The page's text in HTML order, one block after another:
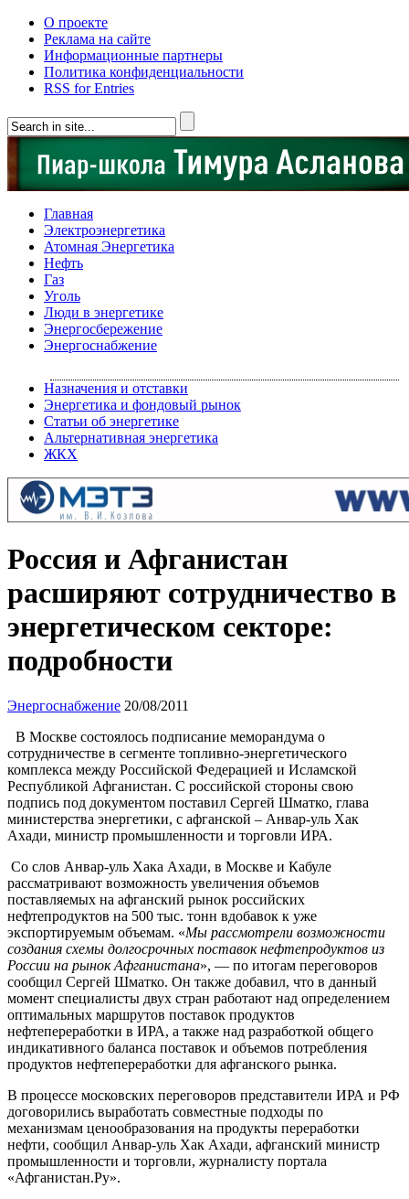
О проекте
Реклама на сайте
Информационные партнеры
Политика конфиденциальности
RSS for Entries
Главная
Электроэнергетика
Атомная Энергетика
Нефть
Газ
Уголь
Люди в энергетике
Энергосбережение
Энергоснабжение
Назначения и отставки
Энергетика и фондовый рынок
Статьи об энергетике
Альтернативная энергетика
ЖКХ
Россия и Афганистан
расширяют сотрудничество в
энергетическом секторе:
подробности
Энергоснабжение 20/08/2011
В Москве состоялось подписание меморандума о
сотрудничестве в сегменте топливно-энергетического
комплекса между Российской Федерацией и Исламской
Республикой Афганистан. С российской стороны свою
подпись под документом поставил Сергей Шматко, глава
министерства энергетики, с афганской – Анвар-уль Хак
Ахади, министр промышленности и торговли ИРА.
Со слов Анвар-уль Хака Ахади, в Москве и Кабуле
рассматривают возможность увеличения объемов
поставляемых на афганский рынок российских
нефтепродуктов на 500 тыс. тонн вдобавок к уже
экспортируемым объемам. «Мы рассмотрели возможности
создания схемы долгосрочных поставок нефтепродуктов из
России на рынок Афганистана», — по итогам переговоров
сообщил Сергей Шматко. Он также добавил, что в данный
момент специалисты двух стран работают над определением
оптимальных маршрутов поставок продуктов
нефтепереработки в ИРА, а также над разработкой общего
индикативного баланса поставок и объемов потребления
продуктов нефтепереработки для афганского рынка.
В процессе московских переговоров представители ИРА и РФ
договорились выработать совместные подходы по
механизмам ценообразования на продукты переработки
нефти, сообщил Анвар-уль Хак Ахади, афганский министр
промышленности и торговли, журналисту портала
«Афганистан.Ру».